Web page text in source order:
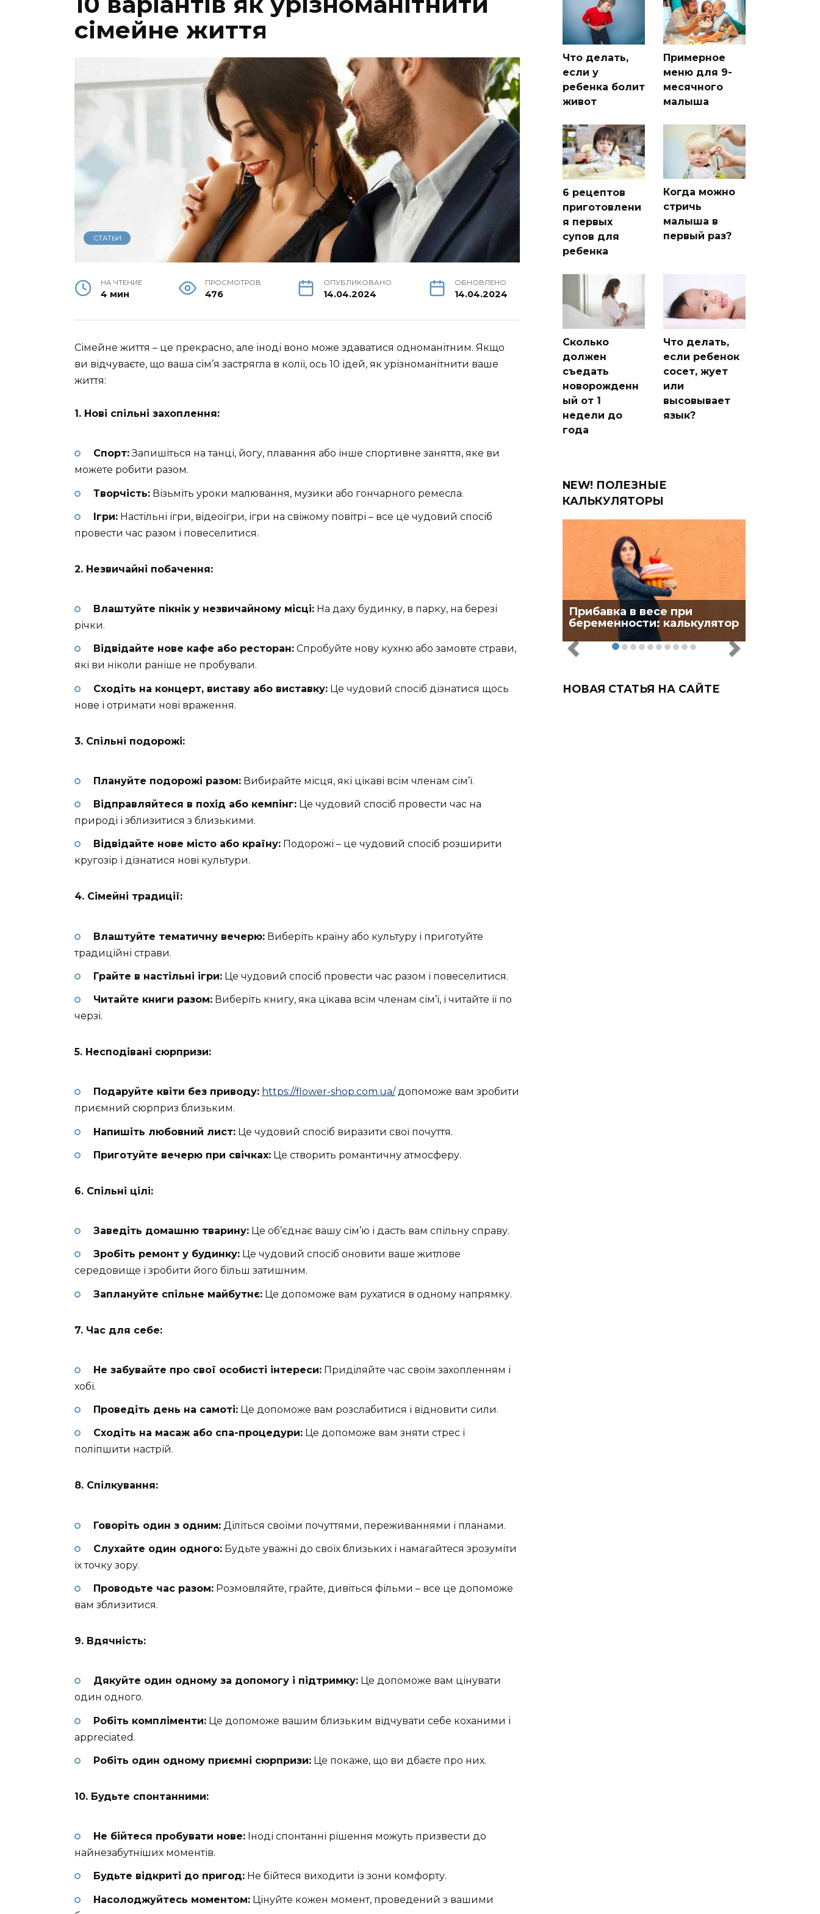
сімейне життя
СТАТЬИ
НА ЧТЕНИЕ
4 мин
ПРОСМОТРОВ
476
ОПУБЛИКОВАНО
14.04.2024
ОБНОВЛЕНО
14.04.2024
Сімейне життя – це прекрасно, але іноді воно може здаватися одноманітним. Якщо
ви відчуваєте, що ваша сім’я застрягла в колії, ось 10 ідей, як урізноманітнити ваше
життя:
1. Нові спільні захоплення:
Спорт:Запишіться на танці, йогу, плавання або інше спортивне заняття, яке ви
можете робити разом.
Творчість:Візьміть уроки малювання, музики або гончарного ремесла.
Ігри:Настільні ігри, відеоігри, ігри на свіжому повітрі – все це чудовий спосіб
провести час разом і повеселитися.
2. Незвичайні побачення:
Влаштуйте пікнік у незвичайному місці:На даху будинку, в парку, на березі
річки.
Відвідайте нове кафе або ресторан:Спробуйте нову кухню або замовте страви,
які ви ніколи раніше не пробували.
Сходіть на концерт, виставу або виставку:Це чудовий спосіб дізнатися щось
нове і отримати нові враження.
3. Спільні подорожі:
Плануйте подорожі разом:Вибирайте місця, які цікаві всім членам сім’ї.
Відправляйтеся в похід або кемпінг:Це чудовий спосіб провести час на
природі і зблизитися з близькими.
Відвідайте нове місто або країну:Подорожі – це чудовий спосіб розширити
кругозір і дізнатися нові культури.
4. Сімейні традиції:
Влаштуйте тематичну вечерю:Виберіть країну або культуру і приготуйте
традиційні страви.
Грайте в настільні ігри:Це чудовий спосіб провести час разом і повеселитися.
Читайте книги разом:Виберіть книгу, яка цікава всім членам сім’ї, і читайте її по
черзі.
5. Несподівані сюрпризи:
Подаруйте квіти без приводу: https://flower-shop.com.ua/допоможе вам зробити
приємний сюрприз близьким.
Напишіть любовний лист:Це чудовий спосіб виразити свої почуття.
Приготуйте вечерю при свічках:Це створить романтичну атмосферу.
6. Спільні цілі:
Заведіть домашню тварину:Це об’єднає вашу сім’ю і дасть вам спільну справу.
Зробіть ремонт у будинку:Це чудовий спосіб оновити ваше житлове
середовище і зробити його більш затишним.
Заплануйте спільне майбутнє:Це допоможе вам рухатися в одному напрямку.
7. Час для себе:
Не забувайте про свої особисті інтереси:Приділяйте час своїм захопленням і
хобі.
Проведіть день на самоті:Це допоможе вам розслабитися і відновити сили.
Сходіть на масаж або спа-процедури:Це допоможе вам зняти стрес і
поліпшити настрій.
8. Спілкування:
Говоріть один з одним:Діліться своїми почуттями, переживаннями і планами.
Слухайте один одного:Будьте уважні до своїх близьких і намагайтеся зрозуміти
їх точку зору.
Проводьте час разом:Розмовляйте, грайте, дивіться фільми – все це допоможе
вам зблизитися.
9. Вдячність:
Дякуйте один одному за допомогу і підтримку:Це допоможе вам цінувати
один одного.
Робіть компліменти:Це допоможе вашим близьким відчувати себе коханими і
appreciated.
Робіть один одному приємні сюрпризи:Це покаже, що ви дбаєте про них.
10. Будьте спонтанними:
Не бійтеся пробувати нове:Іноді спонтанні рішення можуть призвести до
найнезабутніших моментів.
Будьте відкриті до пригод:Не бійтеся виходити із зони комфорту.
Насолоджуйтесь моментом:Цінуйте кожен момент, проведений з вашими
Что делать,
если у
ребенка болит
живот
Примерное
меню для 9-
месячного
малыша
6 рецептов
приготовлени
я первых
супов для
ребенка
Когда можно
стричь
малыша в
первый раз?
Сколько
должен
съедать
новорожденн
ый от 1
недели до
года
Что делать,
если ребенок
сосет, жует
или
высовывает
язык?
NEW! ПОЛЕЗНЫЕ
КАЛЬКУЛЯТОРЫ
Прибавка в весе при
беременности: калькулятор
НОВАЯ СТАТЬЯ НА САЙТЕ